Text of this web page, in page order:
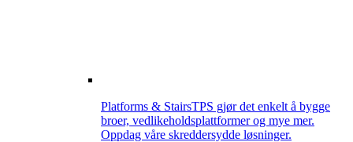
Platforms & StairsTPS gjør det enkelt å bygge
broer, vedlikeholdsplattformer og mye mer.
Oppdag våre skreddersydde løsninger.